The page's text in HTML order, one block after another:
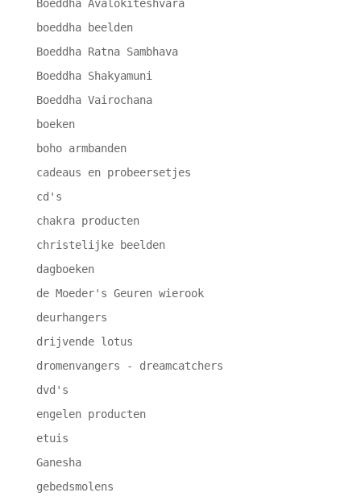
Boeddha Avalokiteshvara
boeddha beelden
Boeddha Ratna Sambhava
Boeddha Shakyamuni
Boeddha Vairochana
boeken
boho armbanden
cadeaus en probeersetjes
cd's
chakra producten
christelijke beelden
dagboeken
de Moeder's Geuren wierook
deurhangers
drijvende lotus
dromenvangers - dreamcatchers
dvd's
engelen producten
etuis
Ganesha
gebedsmolens